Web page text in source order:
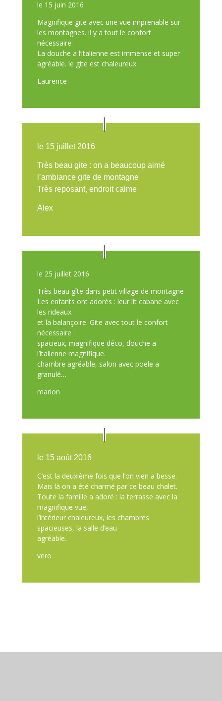
le 15 juin 2016
Magnifique gite avec une vue imprenable sur
les montagnes. il y a tout le confort
nécessaire.
La douche a l’italienne est immense et super
agréable. le gite est chaleureux.
Laurence
e 15 juillet 2016
Très beau gite : on a beaucoup aimé
l’ambiance gite de montagne
Très reposant, endroit calme
Alex
le 25 juillet 2016
Très beau gîte dans petit village de montagne
Les enfants ont adorés : leur lit cabane avec
les rideaux
et la balançoire. Gite avec tout le confort
nécessaire :
spacieux, magnifique déco, douche a
l’italienne magnifique.
chambre agréable, salon avec poele a
granulé…
marion
le 15août 2016
C’est la deuxième fois que l’on vien a besse.
Mais là on a été charmé par ce beau chalet.
Toute la famille a adoré : la terrasse avec la
magnifique vue,
l’intérieur chaleureux, les chambres
spacieuses, la salle d’eau
agréable.
vero